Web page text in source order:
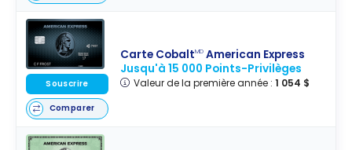
Carte CobaltMD American Express
Jusqu'à 15 000 Points-Privilèges
Valeur de la première année : 1 054 $
Souscrire
Comparer